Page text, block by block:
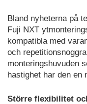
Bland nyheterna på
Fuji NXT
kompatibla med
och
monteringshuvuden
hastighet har den
Större flexibilitet